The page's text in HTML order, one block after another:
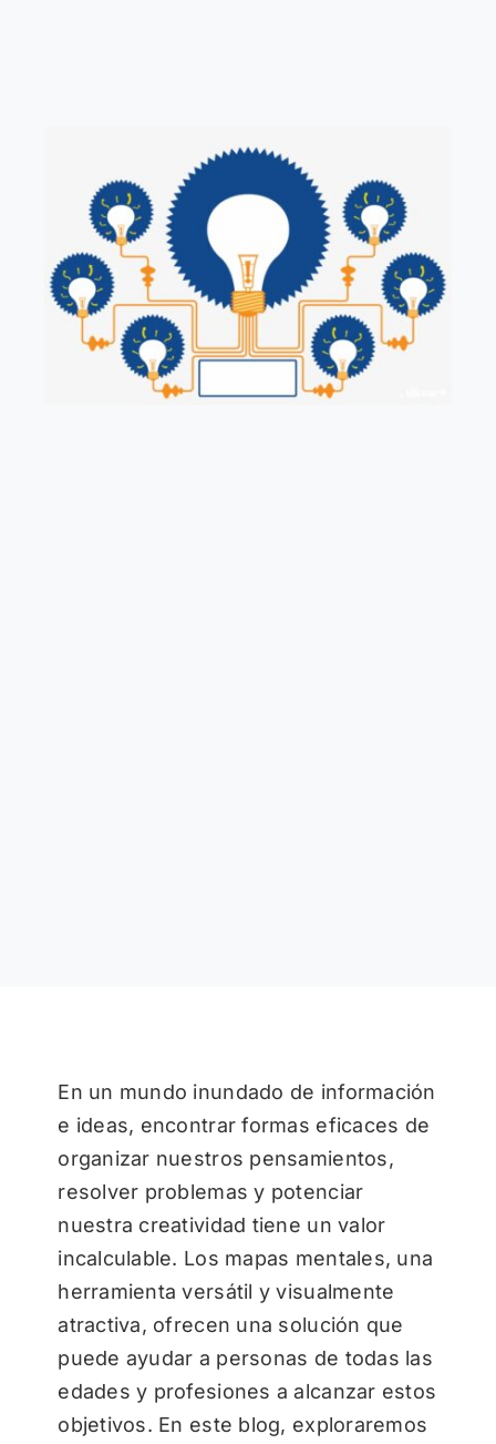
En un mundo inundado de información
e ideas, encontrar formas eficaces de
organizar nuestros pensamientos,
resolver problemas y potenciar
nuestra creatividad tiene un valor
incalculable. Los mapas mentales, una
herramienta versátil y visualmente
atractiva, ofrecen una solución que
puede ayudar a personas de todas las
edades y profesiones a alcanzar estos
objetivos. En este blog, exploraremos